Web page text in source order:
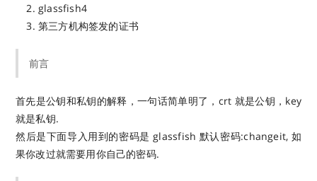
glassfish4
第三方机构签发的证书
前言
首先是公钥和私钥的解释，一句话简单明了，crt 就是公钥，key
就是私钥.
然后是下面导入用到的密码是 glassfish 默认密码:changeit, 如
果你改过就需要用你自己的密码.